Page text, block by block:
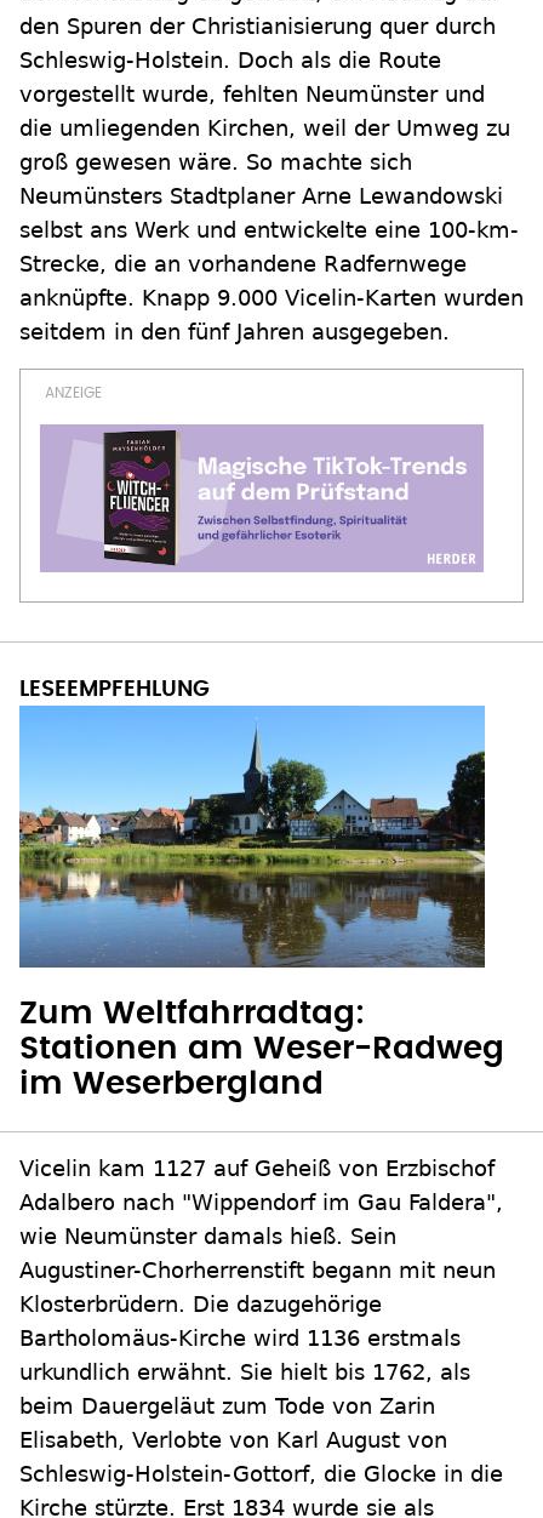
den Spuren der Christianisierung quer durch
Schleswig-Holstein. Doch als die Route
vorgestellt wurde, fehlten Neumünster und
die umliegenden Kirchen, weil der Umweg zu
groß gewesen wäre. So machte sich
Neumünsters Stadtplaner Arne Lewandowski
selbst ans Werk und entwickelte eine 100-km-
Strecke, die an vorhandene Radfernwege
anknüpfte. Knapp 9.000 Vicelin-Karten wurden
seitdem in den fünf Jahren ausgegeben.
Zum Weltfahrradtag:
Stationen am Weser-Radweg
im Weserbergland
Vicelin kam 1127 auf Geheiß von Erzbischof
Adalbero nach "Wippendorf im Gau Faldera",
wie Neumünster damals hieß. Sein
Augustiner-Chorherrenstift begann mit neun
Klosterbrüdern. Die dazugehörige
Bartholomäus-Kirche wird 1136 erstmals
urkundlich erwähnt. Sie hielt bis 1762, als
beim Dauergeläut zum Tode von Zarin
Elisabeth, Verlobte von Karl August von
Schleswig-Holstein-Gottorf, die Glocke in die
Kirche stürzte. Erst 1834 wurde sie als